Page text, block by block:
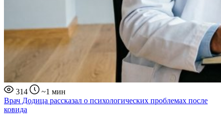
314
~1 мин
Врач Додица рассказал о психологических проблемах после
ковида